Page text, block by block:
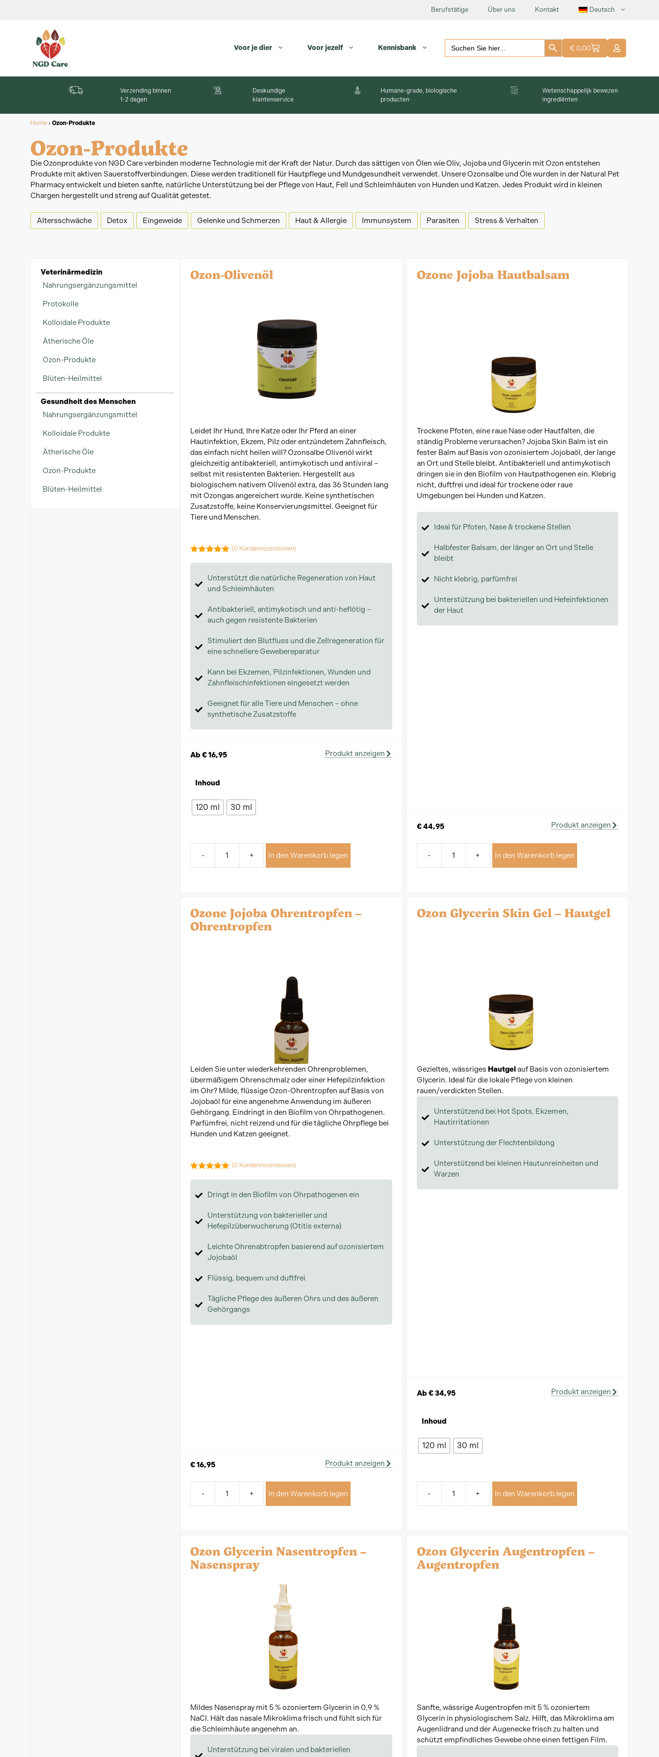
Berufstätige Über uns Kontakt Deutsch
Voor je dier Voor jezelf Kennisbank
Suchen: Schaltfläche "Suchen"
€ 0,00
Verzending binnen
1-2 dagen
Deskundige
klantenservice
Humane-grade, biologische
producten
Wetenschappelijk bewezen
ingrediënten
Home › Ozon-Produkte
Ozon-Produkte
Die Ozonprodukte von NGD Care verbinden moderne Technologie mit der Kraft der Natur. Durch das sättigen von Ölen wie Oliv, Jojoba und Glycerin mit Ozon entstehen
Produkte mit aktiven Sauerstoffverbindungen. Diese werden traditionell für Hautpflege und Mundgesundheit verwendet. Unsere Ozonsalbe und Öle wurden in der Natural Pet
Pharmacy entwickelt und bieten sanfte, natürliche Unterstützung bei der Pflege von Haut, Fell und Schleimhäuten von Hunden und Katzen. Jedes Produkt wird in kleinen
Chargen hergestellt und streng auf Qualität getestet.
Altersschwäche Detox Eingeweide Gelenke und Schmerzen Haut & Allergie Immunsystem Parasiten Stress & Verhalten
Veterinärmedizin
Nahrungsergänzungsmittel
Protokolle
Kolloidale Produkte
Ätherische Öle
Ozon-Produkte
Blüten-Heilmittel
Gesundheit des Menschen
Nahrungsergänzungsmittel
Kolloidale Produkte
Ätherische Öle
Ozon-Produkte
Blüten-Heilmittel
Ozon-Olivenöl
Leidet Ihr Hund, Ihre Katze oder Ihr Pferd an einer
Hautinfektion, Ekzem, Pilz oder entzündetem Zahnfleisch,
das einfach nicht heilen will? Ozonsalbe Olivenöl wirkt
gleichzeitig antibakteriell, antimykotisch und antiviral –
selbst mit resistenten Bakterien. Hergestellt aus
biologischem nativem Olivenöl extra, das 36 Stunden lang
mit Ozongas angereichert wurde. Keine synthetischen
Zusatzstoffe, keine Konservierungsmittel. Geeignet für
Tiere und Menschen.
(0 Kundenrezensionen)
Unterstützt die natürliche Regeneration von Haut
und Schleimhäuten
Antibakteriell, antimykotisch und anti-heflötig –
auch gegen resistente Bakterien
Stimuliert den Blutfluss und die Zellregeneration für
eine schnellere Gewebereparatur
Kann bei Ekzemen, Pilzinfektionen, Wunden und
Zahnfleischinfektionen eingesetzt werden
Geeignet für alle Tiere und Menschen – ohne
synthetische Zusatzstoffe
Ab €16,95 Produkt anzeigen
Inhoud
120 ml 30 ml
- + In den Warenkorb legen
Ozone Jojoba Hautbalsam
Trockene Pfoten, eine raue Nase oder Hautfalten, die
ständig Probleme verursachen? Jojoba Skin Balm ist ein
fester Balm auf Basis von ozonisiertem Jojobaöl, der lange
an Ort und Stelle bleibt. Antibakteriell und antimykotisch
dringen sie in den Biofilm von Hautpathogenen ein. Klebrig
nicht, duftfrei und ideal für trockene oder raue
Umgebungen bei Hunden und Katzen.
Ideal für Pfoten, Nase & trockene Stellen
Halbfester Balsam, der länger an Ort und Stelle
bleibt
Nicht klebrig, parfümfrei
Unterstützung bei bakteriellen und Hefeinfektionen
der Haut
€44,95 Produkt anzeigen
- + In den Warenkorb legen
Ozone Jojoba Ohrentropfen –
Ohrentropfen
Leiden Sie unter wiederkehrenden Ohrenproblemen,
übermäßigem Ohrenschmalz oder einer Hefepilzinfektion
im Ohr? Milde, flüssige Ozon-Ohrentropfen auf Basis von
Jojobaöl für eine angenehme Anwendung im äußeren
Gehörgang. Eindringt in den Biofilm von Ohrpathogenen.
Parfümfrei, nicht reizend und für die tägliche Ohrpflege bei
Hunden und Katzen geeignet.
(0 Kundenrezensionen)
Dringt in den Biofilm von Ohrpathogenen ein
Unterstützung von bakterieller und
Hefepilzüberwucherung (Otitis externa)
Leichte Ohrenabtropfen basierend auf ozonisiertem
Jojobaöl
Flüssig, bequem und duftfrei
Tägliche Pflege des äußeren Ohrs und des äußeren
Gehörgangs
€16,95 Produkt anzeigen
- + In den Warenkorb legen
Ozon Glycerin Skin Gel – Hautgel
Gezieltes, wässriges Hautgelauf Basis von ozonisiertem
Glycerin. Ideal für die lokale Pflege von kleinen
rauen/verdickten Stellen.
Unterstützend bei Hot Spots, Ekzemen,
Hautirritationen
Unterstützung der Flechtenbildung
Unterstützend bei kleinen Hautunreinheiten und
Warzen
Ab €34,95 Produkt anzeigen
Inhoud
120 ml 30 ml
- + In den Warenkorb legen
Ozon Glycerin Nasentropfen –
Nasenspray
Mildes Nasenspray mit 5 % ozoniertem Glycerin in 0,9 %
NaCl. Hält das nasale Mikroklima frisch und fühlt sich für
die Schleimhäute angenehm an.
Unterstützung bei viralen und bakteriellen
Ozon Glycerin Augentropfen –
Augentropfen
Sanfte, wässrige Augentropfen mit 5 % ozoniertem
Glycerin in physiologischem Salz. Hilft, das Mikroklima am
Augenlidrand und der Augenecke frisch zu halten und
schützt empfindliches Gewebe ohne einen fettigen Film.